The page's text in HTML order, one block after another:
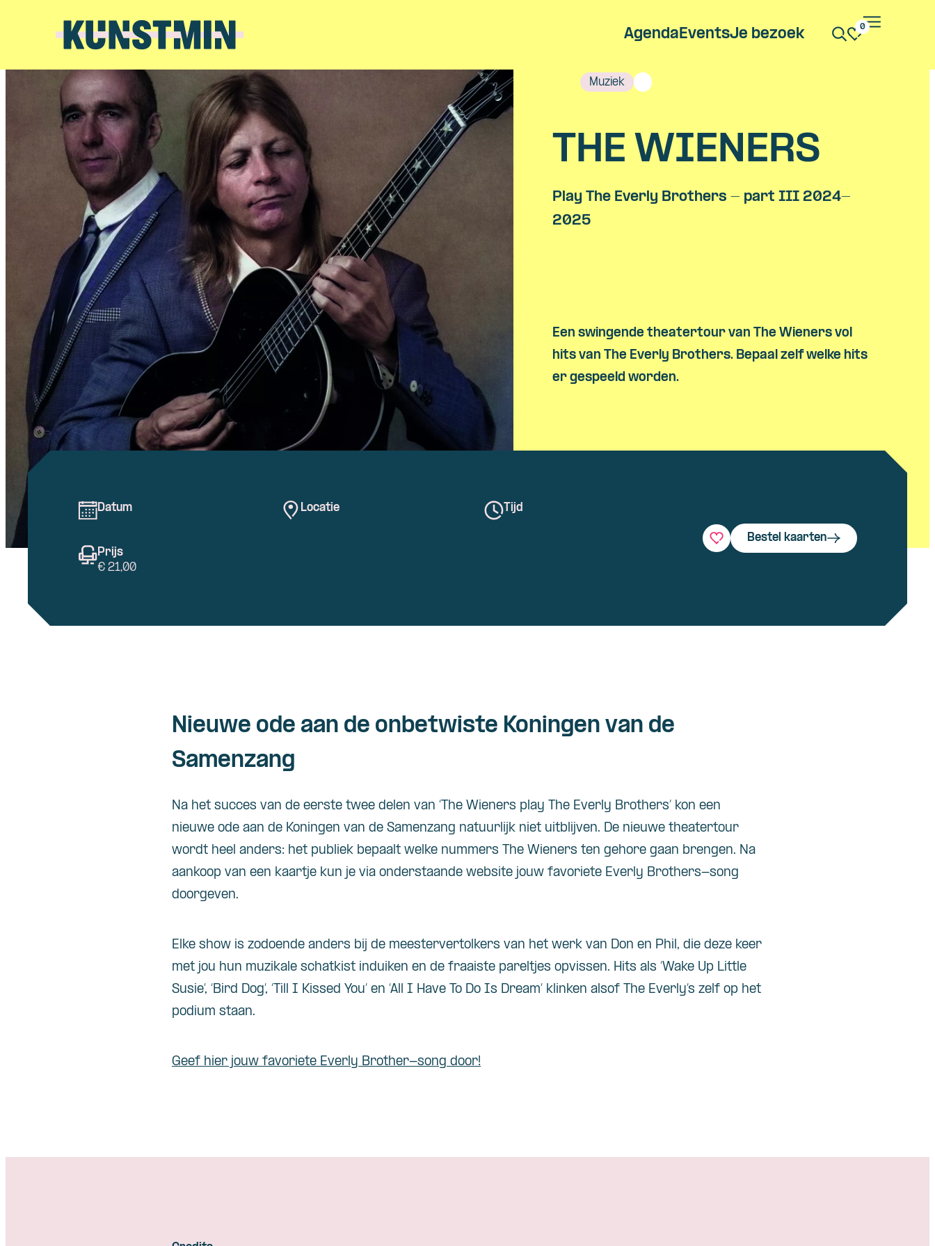
AgendaEventsJe bezoek 0
Muziek
THE WIENERS
Play The Everly Brothers - part III 2024-
2025
Een swingende theatertour van The Wieners vol
hits van The Everly Brothers. Bepaal zelf welke hits
er gespeeld worden.
Datum Locatie Tijd
Prijs
€ 21,00
Bestel kaarten
Nieuwe ode aan de onbetwiste Koningen van de
Samenzang
Na het succes van de eerste twee delen van ‘The Wieners play The Everly Brothers’ kon een
nieuwe ode aan de Koningen van de Samenzang natuurlijk niet uitblijven. De nieuwe theatertour
wordt heel anders: het publiek bepaalt welke nummers The Wieners ten gehore gaan brengen. Na
aankoop van een kaartje kun je via onderstaande website jouw favoriete Everly Brothers-song
doorgeven.
Elke show is zodoende anders bij de meestervertolkers van het werk van Don en Phil, die deze keer
met jou hun muzikale schatkist induiken en de fraaiste pareltjes opvissen. Hits als ‘Wake Up Little
Susie’, ‘Bird Dog’, ‘Till I Kissed You’ en ‘All I Have To Do Is Dream’ klinken alsof The Everly’s zelf op het
podium staan.
Geef hier jouw favoriete Everly Brother-song door!